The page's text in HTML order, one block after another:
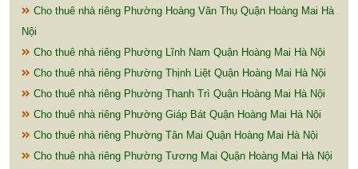
Cho thuê nhà riêng Phường Hoàng Văn Thụ Quận Hoàng Mai Hà
Nội
Cho thuê nhà riêng Phường Lĩnh Nam Quận Hoàng Mai Hà Nội
Cho thuê nhà riêng Phường Thịnh Liệt Quận Hoàng Mai Hà Nội
Cho thuê nhà riêng Phường Thanh Trì Quận Hoàng Mai Hà Nội
Cho thuê nhà riêng Phường Giáp Bát Quận Hoàng Mai Hà Nội
Cho thuê nhà riêng Phường Tân Mai Quận Hoàng Mai Hà Nội
Cho thuê nhà riêng Phường Tương Mai Quận Hoàng Mai Hà Nội